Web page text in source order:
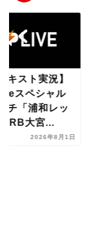
キスト実況】
スペシャル
チ「浦和レッ
大宮...
2026年8月1日